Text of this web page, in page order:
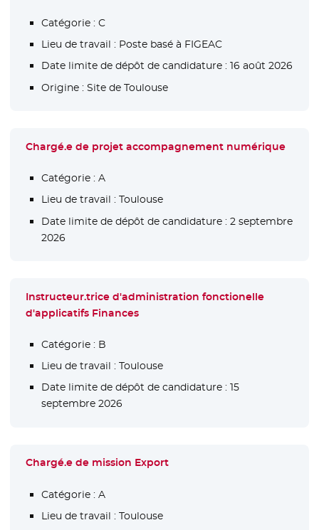
Catégorie : C
Lieu de travail : Poste basé à FIGEAC
Date limite de dépôt de candidature : 16 août 2026
Origine : Site de Toulouse
Chargé.e de projet accompagnement numérique
Catégorie : A
Lieu de travail : Toulouse
Date limite de dépôt de candidature : 2 septembre
2026
Instructeur.trice d'administration fonctionelle
d'applicatifs Finances
Catégorie : B
Lieu de travail : Toulouse
Date limite de dépôt de candidature : 15
septembre 2026
Chargé.e de mission Export
Catégorie : A
Lieu de travail : Toulouse